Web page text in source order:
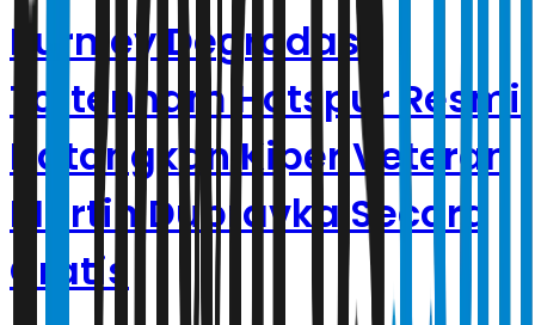
Burnley Degradasi,
Tottenham Hotspur Resmi
Datangkan Kiper Veteran
Martin Dubravka Secara
Gratis